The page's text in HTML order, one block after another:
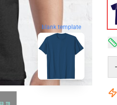
blank template